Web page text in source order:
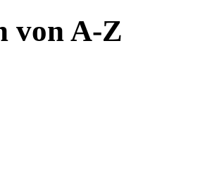
von A-Z